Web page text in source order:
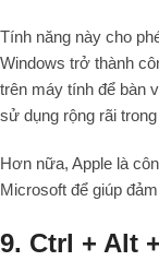
Tính năng này cho
Windows trở thành
trên máy tính để bàn
sử dụng rộng rãi
Hơn nữa, Apple là
Microsoft để giúp
9. Ctrl + Alt